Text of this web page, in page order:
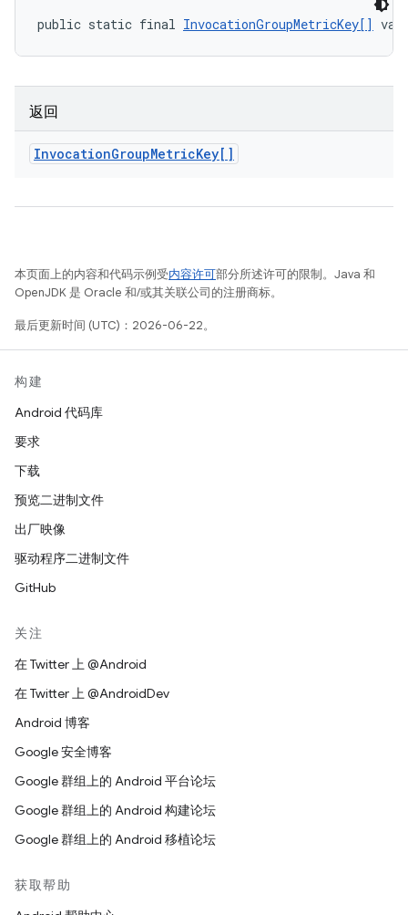
public static final InvocationGroupMetricKey[]
返回
InvocationGroupMetricKey[]
本页面上的内容和代码示例受内容许可部分所述许可的限制。Java 和
OpenJDK 是 Oracle 和/或其关联公司的注册商标。
最后更新时间 (UTC)：2026-06-22。
构建
Android 代码库
要求
下载
预览二进制文件
出厂映像
驱动程序二进制文件
GitHub
关注
在 Twitter 上 @Android
在 Twitter 上 @AndroidDev
Android 博客
Google 安全博客
Google 群组上的 Android 平台论坛
Google 群组上的 Android 构建论坛
Google 群组上的 Android 移植论坛
获取帮助